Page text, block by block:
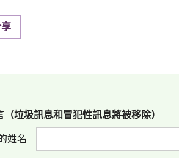
垃圾訊息和冒犯性訊息將被移除）
姓名